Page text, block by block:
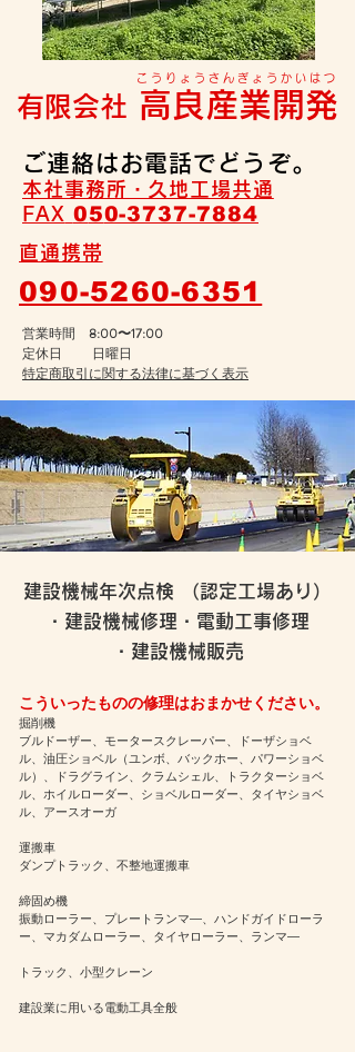
有限会社 高良産業開発
こうりょうさんぎょうかいはつ
ご連絡はお電話でどうぞ。
本社事務所・久地工場共通
FAX 050-3737-7884
直通携帯
090-5260-6351
営業時間 8:00〜17:00
定休日 日曜日​
特定商取引に関する法律に基づく表示
建設機械年次点検 （認定工場あり）
・ 建設機械修理・電動工事修理
・ 建設機械販売
​こういったものの修理はおまかせください。
掘削機
ブルドーザー、モータースクレーパー、ドーザショベ
ル、油圧ショベル（ユンボ、バックホー、パワーショベ
ル）、ドラグライン、クラムシェル、トラクターショベ
ル、ホイルローダー、ショベルローダー、タイヤショベ
ル、アースオーガ
運搬車
ダンプトラック、不整地運搬車
締固め機
振動ローラー、プレートランマ―、ハンドガイドローラ
ー、マカダムローラー、タイヤローラー、ランマ―
トラック、小型クレーン
建設業に用いる電動工具全般